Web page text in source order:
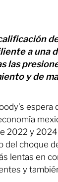
a una
las
y de
2022 y
del choque
lentas en
y